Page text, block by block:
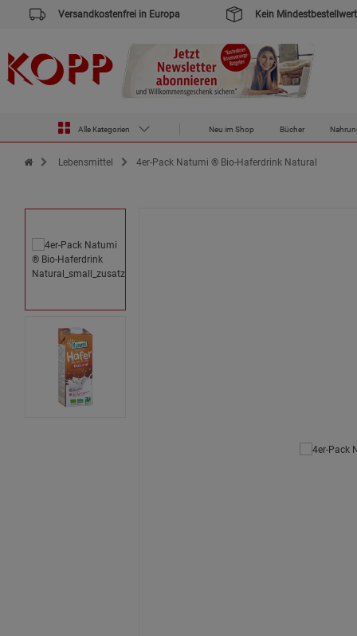
Versandkostenfrei in Europa Kein Mindestbestellwert
Alle Kategorien Neu im Shop Bücher
Zur Startseite des Kopp Verlag Online-Shop
Lebensmittel 4er-Pack Natumi ® Bio-Haferdrink Natural